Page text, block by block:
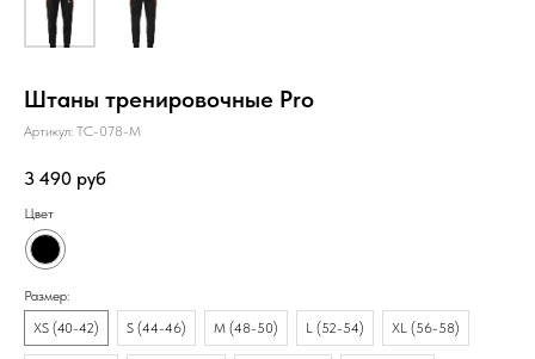
Штаны тренировочные Pro
Артикул: TC-078-M
3 490 руб
Цвет
Размер:
XS (40-42)
S (44-46) M (48-50) L (52-54) XL (56-58)